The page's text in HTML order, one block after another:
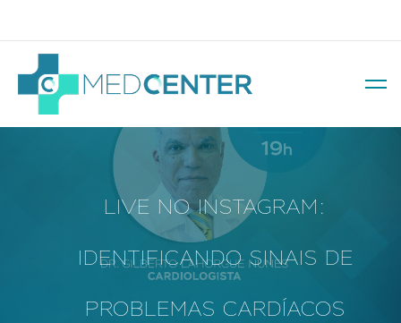
LIVE NO INSTAGRAM:
IDENTIFICANDO SINAIS DE
PROBLEMAS CARDÍACOS